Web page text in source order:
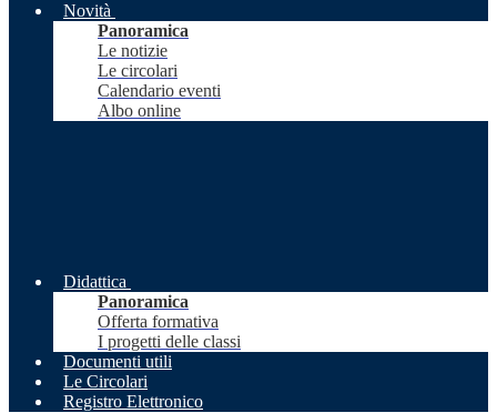
Novità
Panoramica
Le notizie
Le circolari
Calendario eventi
Albo online
Didattica
Panoramica
Offerta formativa
I progetti delle classi
Documenti utili
Le Circolari
Registro Elettronico